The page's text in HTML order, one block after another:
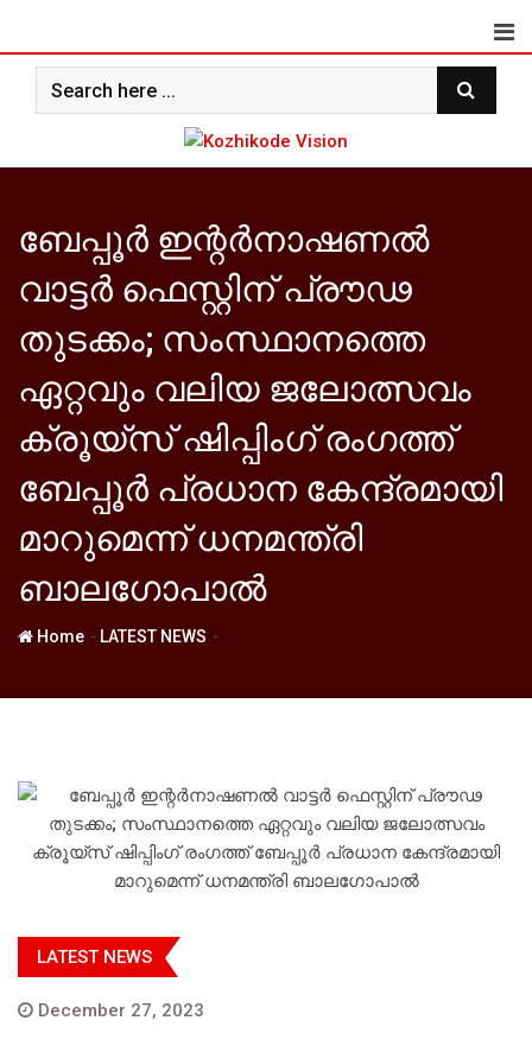
content
ബേപ്പൂര്‍ ഇന്റര്‍നാഷണല്‍
വാട്ടര്‍ ഫെസ്റ്റിന് പ്രൗഢ
തുടക്കം; സംസ്ഥാനത്തെ
ഏറ്റവും വലിയ ജലോത്സവം
ക്രൂയ്‌സ് ഷിപ്പിംഗ് രംഗത്ത്
ബേപ്പൂര്‍ പ്രധാന കേന്ദ്രമായി
മാറുമെന്ന് ധനമന്ത്രി
ബാലഗോപാല്‍
Home - LATEST NEWS -
LATEST NEWS
December 27, 2023